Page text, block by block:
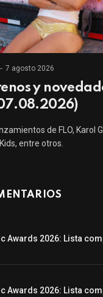
7 agosto 2026
y
de FLO, Karol
entre otros.
Awards 2026: Lista
Awards 2026: Lista